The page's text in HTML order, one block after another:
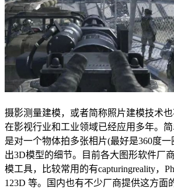
摄影测量建模，或者简称照片建模技术也
在影视行业和工业领域已经应用多年。
是对一个物体拍多张相片(最好是360度
出3D模型的细节。目前各大图形软件厂
模工具，比较常用的有capturingreality，
123D 等。国内也有不少厂商提供这方面